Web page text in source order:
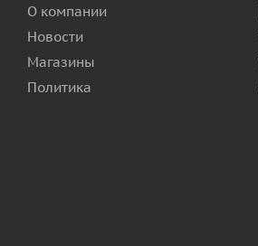
О компании
Новости
Магазины
Политика